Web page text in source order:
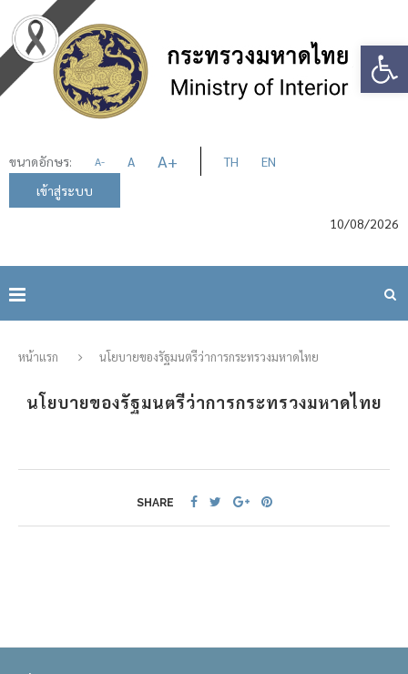
ขนาดอักษร: A- A A+ TH
EN
เข้าสู่ระบบ
10/08/2026
หน้าแรก นโยบายของรัฐมนตรีว่าการกระทรวงมหาดไทย
นโยบายของรัฐมนตรีว่าการกระทรวงมหาดไทย
SHARE